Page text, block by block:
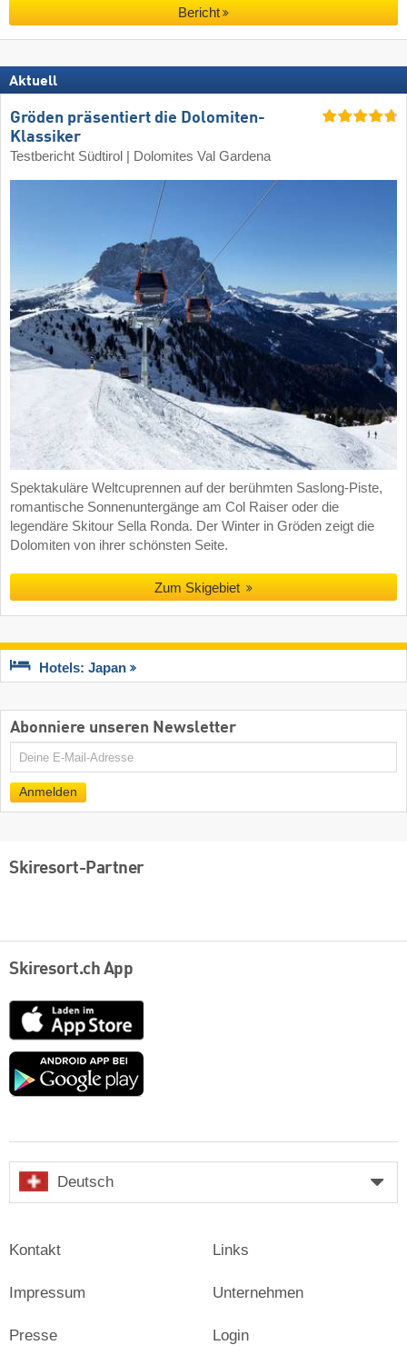
Bericht
Aktuell
Gröden präsentiert die Dolomiten-
Klassiker
Testbericht Südtirol | Dolomites Val Gardena
Spektakuläre Weltcuprennen auf der berühmten Saslong-Piste,
romantische Sonnenuntergänge am Col Raiser oder die
legendäre Skitour Sella Ronda. Der Winter in Gröden zeigt die
Dolomiten von ihrer schönsten Seite.
Zum Skigebiet
Hotels: Japan
Abonniere unseren Newsletter
E-
Anmelden
Skiresort-Partner
Skiresort.ch App
App
Store
Google
Deutsch
Kontakt
Impressum
Presse
Links
Unternehmen
Login